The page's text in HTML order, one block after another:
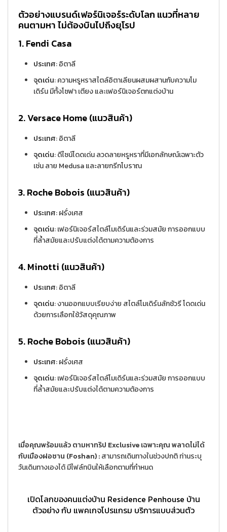
ตัวอย่างแบรนด์เฟอร์นิเจอร์ระดับโลก แนวที่หลาย
คนตามหา ไม่ต้องบินไปถึงยุโรป
1. Fendi Casa
ประเทศ: อิตาลี
จุดเด่น: ความหรูหราสไตล์อิตาเลียนผสมผสานกับความโม
เดิร์น มีทั้งโซฟา เตียง และเฟอร์นิเจอร์ตกแต่งบ้าน
2. Versace Home (แนวสินค้า)
ประเทศ: อิตาลี
จุดเด่น: ดีไซน์โดดเด่น ลวดลายหรูหราที่มีเอกลักษณ์เฉพาะตัว
เช่น ลาย Medusa และลายกรีกโบราณ
3. Roche Bobois (แนวสินค้า)
ประเทศ: ฝรั่งเศส
จุดเด่น: เฟอร์นิเจอร์สไตล์โมเดิร์นและร่วมสมัย การออกแบบ
ที่ล้ำสมัยและปรับแต่งได้ตามความต้องการ
4. Minotti (แนวสินค้า)
ประเทศ: อิตาลี
จุดเด่น: งานออกแบบเรียบง่าย สไตล์โมเดิร์นลักชัวรี โดดเด่น
ด้วยการเลือกใช้วัสดุคุณภาพ
5. Roche Bobois (แนวสินค้า)
ประเทศ: ฝรั่งเศส
จุดเด่น: เฟอร์นิเจอร์สไตล์โมเดิร์นและร่วมสมัย การออกแบบ
ที่ล้ำสมัยและปรับแต่งได้ตามความต้องการ
เมื่อคุณพร้อมแล้ว ตามหาทริป Exclusive เฉพาะคุณ พลาดไม่ได้
กับเมืองฝอซาน (Foshan) :สามารถเดินทางในช่วงปกติ ท่านระบุ
วันเดินทางเองได้ มีไฟล์ทบินให้เลือกตามที่กำหนด
เปิดโลกของคนแต่งบ้าน Residence Penhouse บ้าน
ตัวอย่าง กับ แพคเกจโปรแกรม บริการแบบส่วนตัว